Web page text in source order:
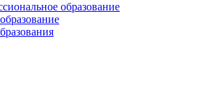
образование